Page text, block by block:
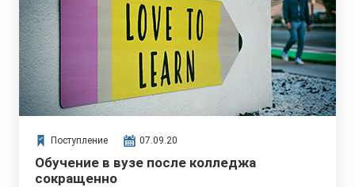
Поступление 07.09.20
Обучение в вузе после колледжа
сокращенно